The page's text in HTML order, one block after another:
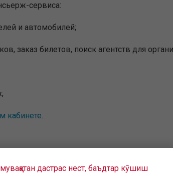
сервиса:
и автомобилей;
заказ билетов, поиск агентств для
кабинете.
дастрас нест, баъдтар кӯшиш